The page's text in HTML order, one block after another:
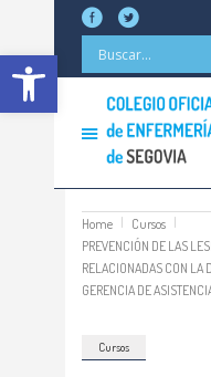
Abrir barra de herramientas
Home
Cursos
PREVENCIÓN DE LAS
RELACIONADAS CON LA
GERENCIA DE
Cursos